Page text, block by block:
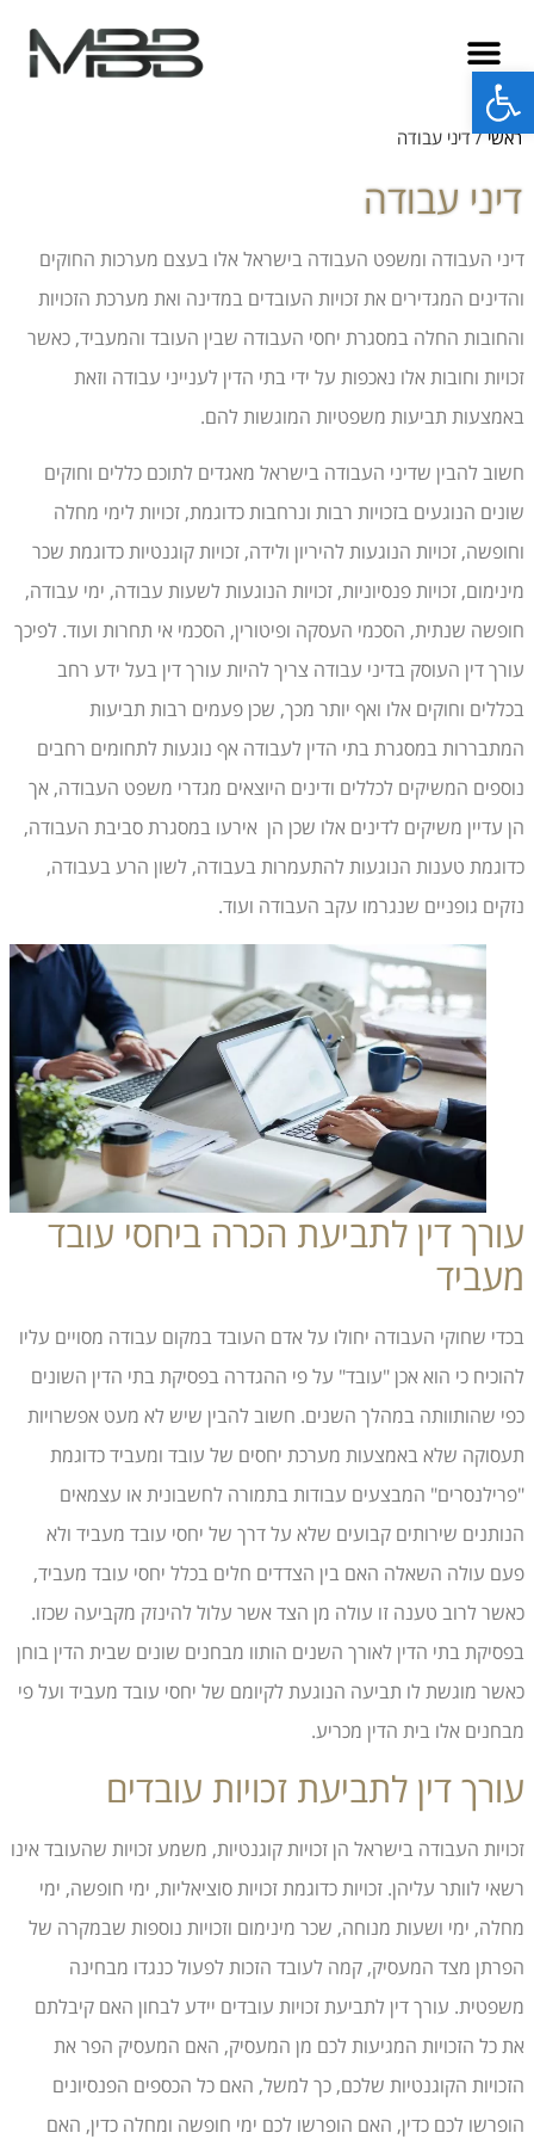
פתח סרגל נגישות
ראשי/דיני עבודה
דיני עבודה
דיני העבודה ומשפט העבודה בישראל אלו בעצם מערכות החוקים
והדינים המגדירים את זכויות העובדים במדינה ואת מערכת הזכויות
והחובות החלה במסגרת יחסי העבודה שבין העובד והמעביד, כאשר
זכויות וחובות אלו נאכפות על ידי בתי הדין לענייני עבודה וזאת
באמצעות תביעות משפטיות המוגשות להם.
חשוב להבין שדיני העבודה בישראל מאגדים לתוכם כללים וחוקים
שונים הנוגעים בזכויות רבות ונרחבות כדוגמת, זכויות לימי מחלה
וחופשה, זכויות הנוגעות להיריון ולידה, זכויות קוגנטיות כדוגמת שכר
מינימום, זכויות פנסיוניות, זכויות הנוגעות לשעות עבודה, ימי עבודה,
חופשה שנתית, הסכמי העסקה ופיטורין, הסכמי אי תחרות ועוד. לפיכך
עורך דין העוסק בדיני עבודה צריך להיות עורך דין בעל ידע רחב
בכללים וחוקים אלו ואף יותר מכך, שכן פעמים רבות תביעות
המתבררות במסגרת בתי הדין לעבודה אף נוגעות לתחומים רחבים
נוספים המשיקים לכללים ודינים היוצאים מגדרי משפט העבודה, אך
הן עדיין משיקים לדינים אלו שכן הן אירעו במסגרת סביבת העבודה,
כדוגמת טענות הנוגעות להתעמרות בעבודה, לשון הרע בעבודה,
נזקים גופניים שנגרמו עקב העבודה ועוד.
עורך דין לתביעת הכרה ביחסי עובד
מעביד
בכדי שחוקי העבודה יחולו על אדם העובד במקום עבודה מסויים עליו
להוכיח כי הוא אכן "עובד" על פי ההגדרה בפסיקת בתי הדין השונים
כפי שהותוותה במהלך השנים. חשוב להבין שיש לא מעט אפשרויות
תעסוקה שלא באמצעות מערכת יחסים של עובד ומעביד כדוגמת
"פרילנסרים" המבצעים עבודות בתמורה לחשבונית או עצמאים
הנותנים שירותים קבועים שלא על דרך של יחסי עובד מעביד ולא
פעם עולה השאלה האם בין הצדדים חלים בכלל יחסי עובד מעביד,
כאשר לרוב טענה זו עולה מן הצד אשר עלול להינזק מקביעה שכזו.
בפסיקת בתי הדין לאורך השנים הותוו מבחנים שונים שבית הדין בוחן
כאשר מוגשת לו תביעה הנוגעת לקיומם של יחסי עובד מעביד ועל פי
מבחנים אלו בית הדין מכריע.
עורך דין לתביעת זכויות עובדים
זכויות העבודה בישראל הן זכויות קוגנטיות, משמע זכויות שהעובד אינו
רשאי לוותר עליהן. זכויות כדוגמת זכויות סוציאליות, ימי חופשה, ימי
מחלה, ימי ושעות מנוחה, שכר מינימום וזכויות נוספות שבמקרה של
הפרתן מצד המעסיק, קמה לעובד הזכות לפעול כנגדו מבחינה
משפטית. עורך דין לתביעת זכויות עובדים יידע לבחון האם קיבלתם
את כל הזכויות המגיעות לכם מן המעסיק, האם המעסיק הפר את
הזכויות הקוגנטיות שלכם, כך למשל, האם כל הכספים הפנסיונים
הופרשו לכם כדין, האם הופרשו לכם ימי חופשה ומחלה כדין, האם